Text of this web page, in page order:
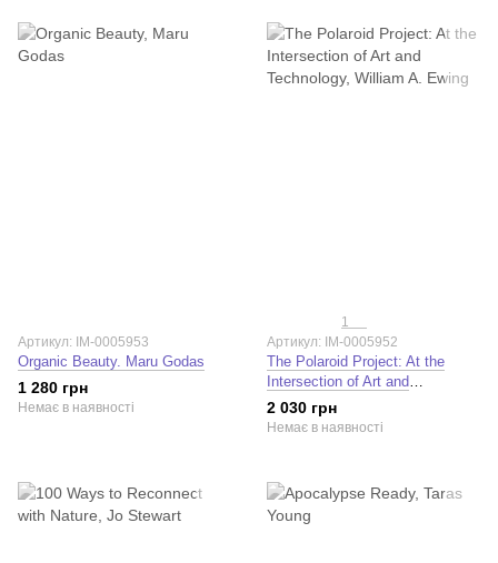
Артикул: IM-0005953
Organic Beauty. Maru Godas
1 280 грн
Немає в наявності
1
Артикул: IM-0005952
The Polaroid Project: At the
Intersection of Art and
Technology. William A. Ewing
2 030 грн
Немає в наявності